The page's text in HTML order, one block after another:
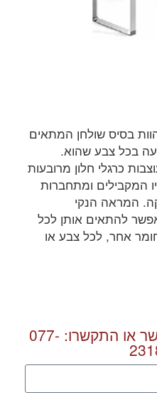
דגם קווארדו 3 מהוות בסיס שולחן המתאים
בכל צבע שהוא.
כרגלי חלון מרובעות
המקבילים ומתחברות
המראה הנקי
להתאים אותן לכל
אחר, לכל צבע או
או התקשרו: 077-